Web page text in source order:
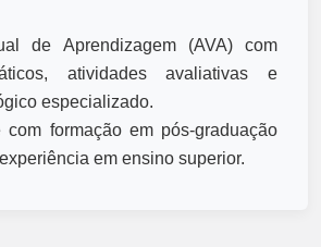
de Aprendizagem (AVA) com
atividades avaliativas e
especializado.
com formação em pós-graduação
em ensino superior.